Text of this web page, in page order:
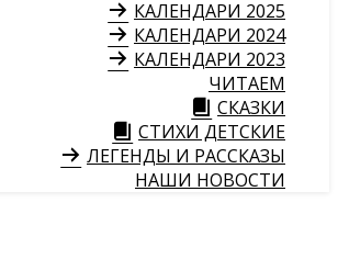
КАЛЕНДАРИ 2025
КАЛЕНДАРИ 2024
КАЛЕНДАРИ 2023
ЧИТАЕМ
СКАЗКИ
СТИХИ ДЕТСКИЕ
ЛЕГЕНДЫ И РАССКАЗЫ
НАШИ НОВОСТИ